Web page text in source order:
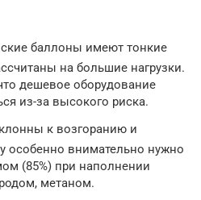
баллоны имеют тонкие
на большие нагрузки.
дешевое оборудование
из-за высокого риска.
к возгоранию и
особенно внимательно нужно
(85%) при наполнении
метаном.